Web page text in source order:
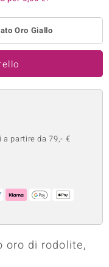
Oro Giallo
partire da 79,- €
oro di rodolite,